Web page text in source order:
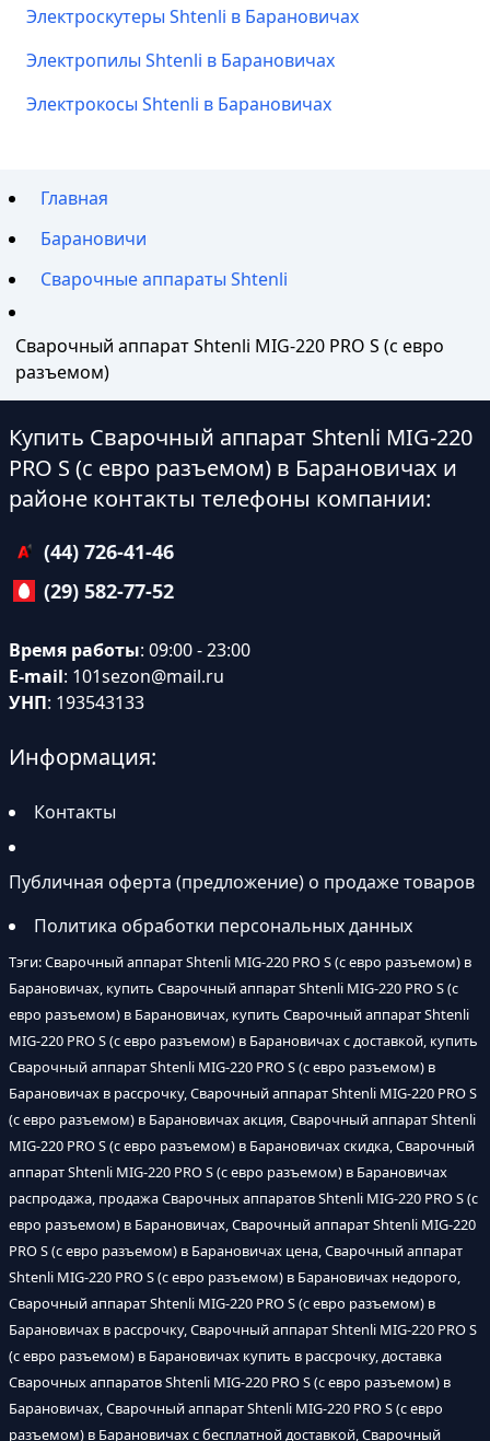
Электроскутеры Shtenli в Барановичах
Электропилы Shtenli в Барановичах
Электрокосы Shtenli в Барановичах
Главная
Барановичи
Сварочные аппараты Shtenli
Сварочный аппарат Shtenli MIG-220 PRO S (с евро
разъемом)
Купить Сварочный аппарат Shtenli MIG-220
PRO S (с евро разъемом) в Барановичах и
районе контакты телефоны компании:
(44) 726-41-46
(29) 582-77-52
Время работы: 09:00 - 23:00
E-mail: 101sezon@mail.ru
УНП: 193543133
Информация:
Контакты
Публичная оферта (предложение) о продаже товаров
Политика обработки персональных данных
Тэги: Сварочный аппарат Shtenli MIG-220 PRO S (с евро разъемом) в
Барановичах, купить Сварочный аппарат Shtenli MIG-220 PRO S (с
евро разъемом) в Барановичах, купить Сварочный аппарат Shtenli
MIG-220 PRO S (с евро разъемом) в Барановичах с доставкой, купить
Сварочный аппарат Shtenli MIG-220 PRO S (с евро разъемом) в
Барановичах в рассрочку, Сварочный аппарат Shtenli MIG-220 PRO S
(с евро разъемом) в Барановичах акция, Сварочный аппарат Shtenli
MIG-220 PRO S (с евро разъемом) в Барановичах скидка, Сварочный
аппарат Shtenli MIG-220 PRO S (с евро разъемом) в Барановичах
распродажа, продажа Сварочных аппаратов Shtenli MIG-220 PRO S (с
евро разъемом) в Барановичах, Сварочный аппарат Shtenli MIG-220
PRO S (с евро разъемом) в Барановичах цена, Сварочный аппарат
Shtenli MIG-220 PRO S (с евро разъемом) в Барановичах недорого,
Сварочный аппарат Shtenli MIG-220 PRO S (с евро разъемом) в
Барановичах в рассрочку, Сварочный аппарат Shtenli MIG-220 PRO S
(с евро разъемом) в Барановичах купить в рассрочку, доставка
Сварочных аппаратов Shtenli MIG-220 PRO S (с евро разъемом) в
Барановичах, Сварочный аппарат Shtenli MIG-220 PRO S (с евро
разъемом) в Барановичах с бесплатной доставкой, Сварочный